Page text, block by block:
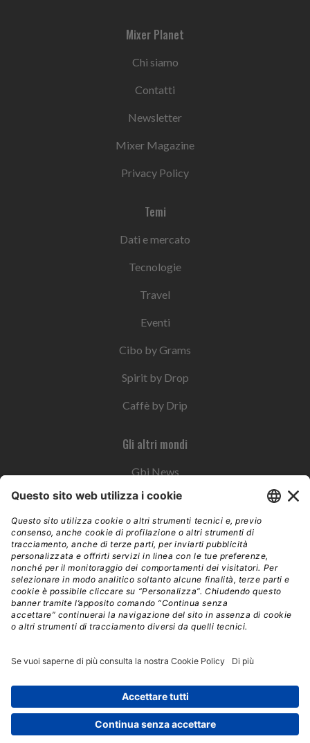
Mixer Planet
Chi siamo
Contatti
Newsletter
Mixer Magazine
Privacy Policy
Temi
Dati e mercato
Tecnologie
Travel
Eventi
Cibo by Grams
Spirit by Drop
Caffè by Drip
Gli altri mondi
Gbi News
Instoremag
Esplora il gruppo
Edra Edizioni
Edizioni LSWR
LSWR Group
Mixer è un prodotto del network Edra Edizioni. Direzione, amministrazione,
redazione, pubblicità | © Copyright 2026 – Tutti i diritti riservati | Partita IVA e C.F.
14392510963